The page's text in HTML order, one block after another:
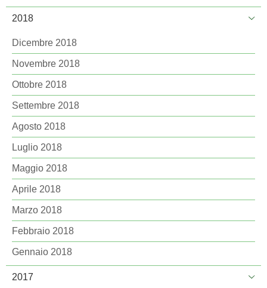
2018
Dicembre 2018
Novembre 2018
Ottobre 2018
Settembre 2018
Agosto 2018
Luglio 2018
Maggio 2018
Aprile 2018
Marzo 2018
Febbraio 2018
Gennaio 2018
2017